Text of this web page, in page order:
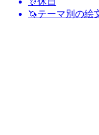
🦄テーマ別の絵